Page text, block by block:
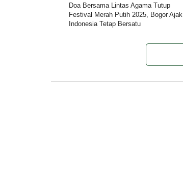
Doa Bersama Lintas Agama Tutup
Festival Merah Putih 2025, Bogor Ajak
Indonesia Tetap Bersatu